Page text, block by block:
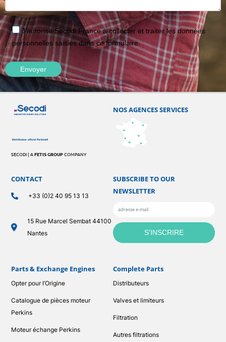
J'autorise Secodi France à collecter et traiter les données
personnelles saisies dans ce formulaire.
SECODI | AFETIS GROUPCOMPANY
Parts & Exchange Engines
Opter pour l’Origine
Catalogue de pièces moteur
Perkins
Moteur échange Perkins
CONTACT
+33 (0)2 40 95 13 13
15 Rue Marcel Sembat 44100
Nantes
Complete Parts
Distributeurs
Valves et limiteurs
Filtration
Autres filtrations
NOS AGENCES SERVICES
SUBSCRIBE TO OUR
NEWSLETTER